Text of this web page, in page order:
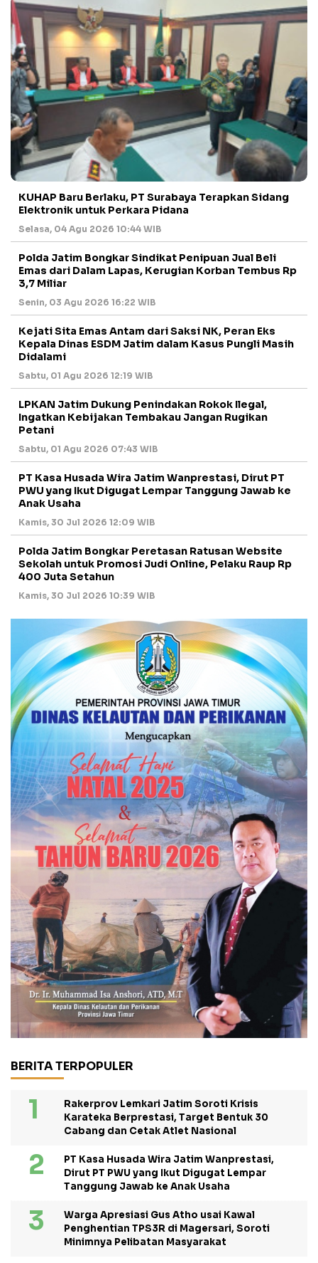
KUHAP Baru Berlaku, PT Surabaya Terapkan Sidang
Elektronik untuk Perkara Pidana
Selasa, 04 Agu 2026 10:44 WIB
Polda Jatim Bongkar Sindikat Penipuan Jual Beli
Emas dari Dalam Lapas, Kerugian Korban Tembus Rp
3,7 Miliar
Senin, 03 Agu 2026 16:22 WIB
Kejati Sita Emas Antam dari Saksi NK, Peran Eks
Kepala Dinas ESDM Jatim dalam Kasus Pungli Masih
Didalami
Sabtu, 01 Agu 2026 12:19 WIB
LPKAN Jatim Dukung Penindakan Rokok Ilegal,
Ingatkan Kebijakan Tembakau Jangan Rugikan
Petani
Sabtu, 01 Agu 2026 07:43 WIB
PT Kasa Husada Wira Jatim Wanprestasi, Dirut PT
PWU yang Ikut Digugat Lempar Tanggung Jawab ke
Anak Usaha
Kamis, 30 Jul 2026 12:09 WIB
Polda Jatim Bongkar Peretasan Ratusan Website
Sekolah untuk Promosi Judi Online, Pelaku Raup Rp
400 Juta Setahun
Kamis, 30 Jul 2026 10:39 WIB
BERITA TERPOPULER
Rakerprov Lemkari Jatim Soroti Krisis
Karateka Berprestasi, Target Bentuk 30
Cabang dan Cetak Atlet Nasional
PT Kasa Husada Wira Jatim Wanprestasi,
Dirut PT PWU yang Ikut Digugat Lempar
Tanggung Jawab ke Anak Usaha
Warga Apresiasi Gus Atho usai Kawal
Penghentian TPS3R di Magersari, Soroti
Minimnya Pelibatan Masyarakat